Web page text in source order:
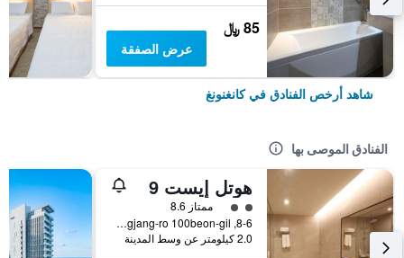
85 ﷼
عرض الصفقة
شاهد أرخص الفنادق في كانغنونغ
الفنادق الموصى بها
هوتل إيست 9
تقييم فئة 2
ممتاز 8.6
8-6, Gyodonggwangjang-ro 100beon-gil, كانغنونغ, كوريا الجنوبية
2.0 كيلومتر عن وسط المدينة